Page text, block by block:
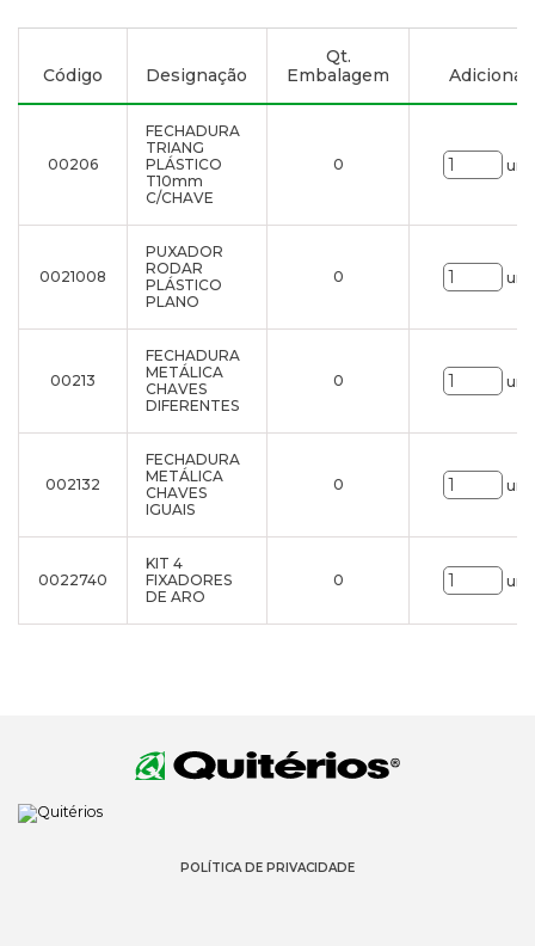
Código Designação
Qt.
Embalagem
Adicionar
00206
FECHADURA
TRIANG
PLÁSTICO
T10mm
C/CHAVE
0
0021008
PUXADOR
RODAR
PLÁSTICO
PLANO
0
00213
FECHADURA
METÁLICA
CHAVES
DIFERENTES
0
002132
FECHADURA
METÁLICA
CHAVES
IGUAIS
0
0022740
KIT 4
FIXADORES
DE ARO
0
POLÍTICA DE PRIVACIDADE